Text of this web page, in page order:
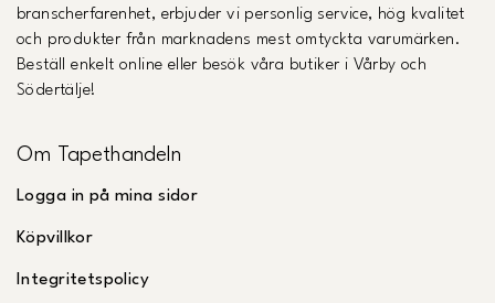
branscherfarenhet, erbjuder vi personlig service, hög kvalitet
och produkter från marknadens mest omtyckta varumärken.
Beställ enkelt online eller besök våra butiker i Vårby och
Södertälje!
Om Tapethandeln
Logga in på mina sidor
Köpvillkor
Integritetspolicy